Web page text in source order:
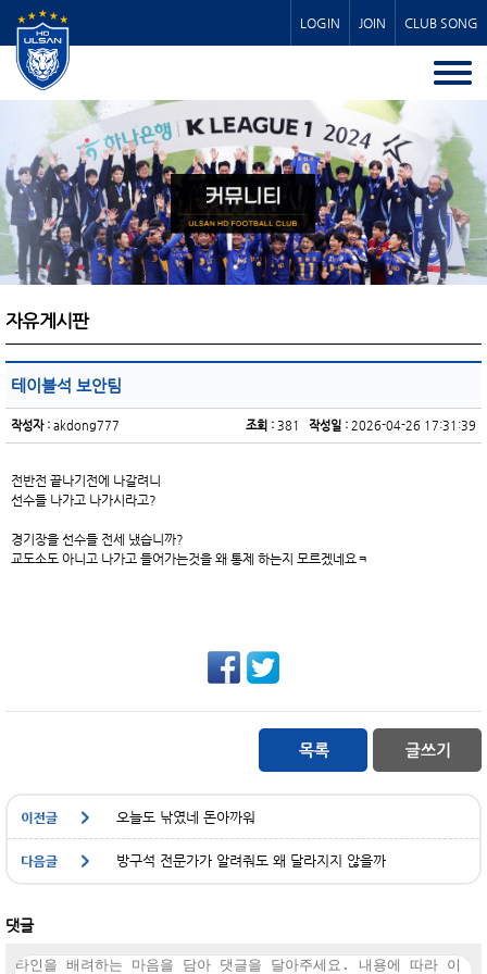
LOGIN JOIN CLUB SONG
자유게시판
테이블석 보안팀
작성자 : akdong777 작성일 : 2026-04-26 17:31:39
조회 : 381
전반전 끝나기전에 나갈려니
선수들 나가고 나가시라고?
경기장을 선수들 전세 냈습니까?
교도소도 아니고 나가고 들어가는것을 왜 통제 하는지 모르겠네요ㅋ
오늘도 낚였네 돈아까워
방구석 전문가가 알려줘도 왜 달라지지 않을까
댓글